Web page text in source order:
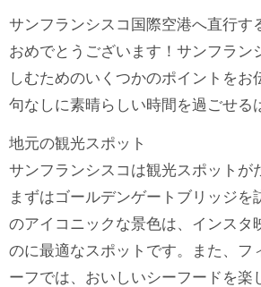
サンフランシスコ国際空港へ直行す
おめでとうございます！サンフラン
しむためのいくつかのポイントをお
句なしに素晴らしい時間を過ごせる
地元の観光スポット
サンフランシスコは観光スポットが
まずはゴールデンゲートブリッジを
のアイコニックな景色は、インスタ
のに最適なスポットです。また、フ
ーフでは、おいしいシーフードを楽